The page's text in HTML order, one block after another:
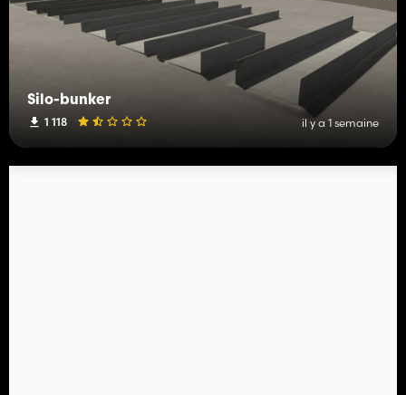
Silo-bunker
1 118 il y a 1 semaine